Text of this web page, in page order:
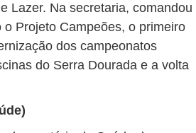
Lazer. Na secretaria, comandou
Projeto Campeões, o primeiro
dos campeonatos
do Serra Dourada e a volta